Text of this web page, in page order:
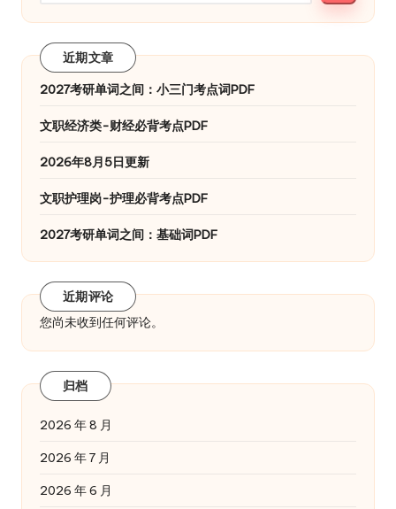
近期文章
2027考研单词之间：小三门考点词PDF
文职经济类-财经必背考点PDF
2026年8月5日更新
文职护理岗-护理必背考点PDF
2027考研单词之间：基础词PDF
近期评论
您尚未收到任何评论。
归档
2026 年 8 月
2026 年 7 月
2026 年 6 月